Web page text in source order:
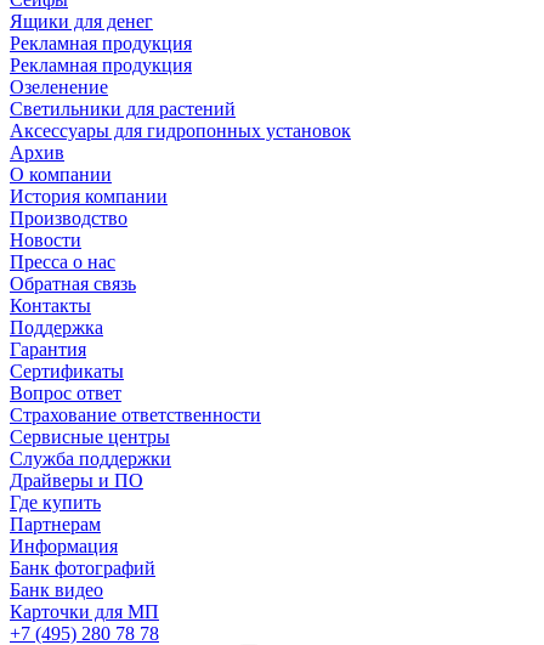
Ящики для денег
Рекламная продукция
Рекламная продукция
Озеленение
Светильники для растений
Аксессуары для гидропонных установок
Архив
О компании
История компании
Производство
Новости
Пресса о нас
Обратная связь
Контакты
Поддержка
Гарантия
Сертификаты
Вопрос ответ
Страхование ответственности
Сервисные центры
Служба поддержки
Драйверы и ПО
Где купить
Партнерам
Информация
Банк фотографий
Банк видео
Карточки для МП
+7 (495) 280 78 78